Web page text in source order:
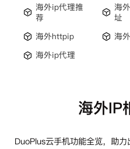
海外ip代理推
荐
海
址
海外httpip 海
海外ip代理
海外IP